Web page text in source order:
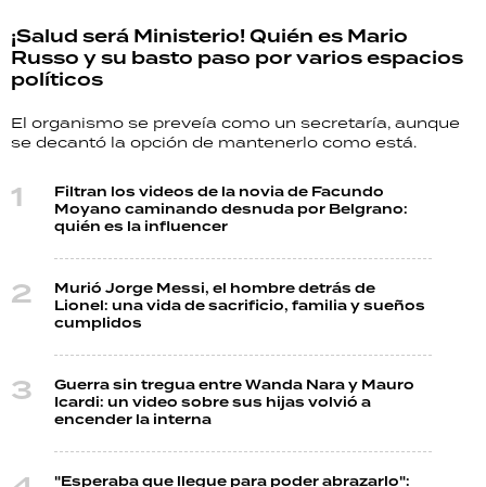
¡Salud será Ministerio! Quién es Mario
Russo y su basto paso por varios espacios
políticos
El organismo se preveía como un secretaría, aunque
se decantó la opción de mantenerlo como está.
Filtran los videos de la novia de Facundo
Moyano caminando desnuda por Belgrano:
quién es la influencer
Murió Jorge Messi, el hombre detrás de
Lionel: una vida de sacrificio, familia y sueños
cumplidos
Guerra sin tregua entre Wanda Nara y Mauro
Icardi: un video sobre sus hijas volvió a
encender la interna
"Esperaba que llegue para poder abrazarlo":